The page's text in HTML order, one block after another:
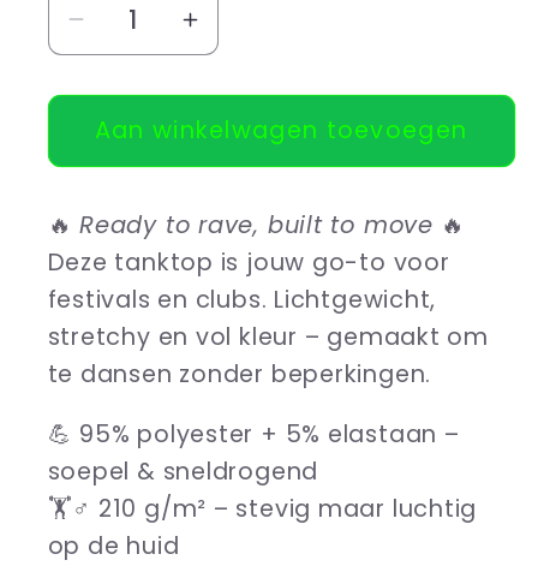
Aantal
verlagen
voor
Tank
top
Aantal
verhogen
voor
Tank
top
Aan winkelwagen toevoegen
🔥Ready to rave, built to move 🔥
Deze tanktop is jouw go-to voor
festivals en clubs. Lichtgewicht,
stretchy en vol kleur – gemaakt om
te dansen zonder beperkingen.
💪 95% polyester + 5% elastaan –
soepel & sneldrogend
🏋️♂️ 210 g/m² – stevig maar luchtig
op de huid